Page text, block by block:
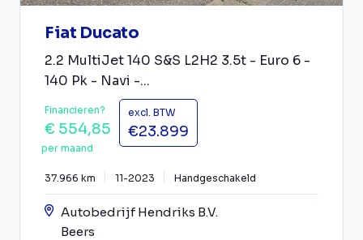
Fiat Ducato
2.2 MultiJet 140 S&S L2H2 3.5t - Euro 6 -
140 Pk - Navi -...
Financieren?
€ 554,85
per maand
excl. BTW
€23.899
37.966 km 11-2023 Handgeschakeld
Autobedrijf Hendriks B.V.
Beers